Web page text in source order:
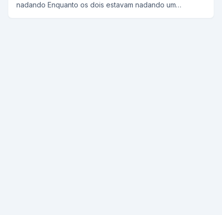
nadando Enquanto os dois estavam nadando um